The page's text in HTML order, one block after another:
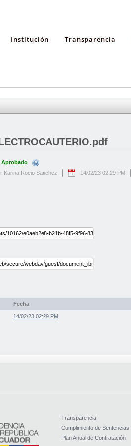
Institución Transparencia
Aprobado
Karina Rocio Sanchez
14/02/23 02:29 PM
Fecha
14/02/23 02:29 PM
Transparencia
Cumplimiento de Sentencias
Plan Anual de Contratación